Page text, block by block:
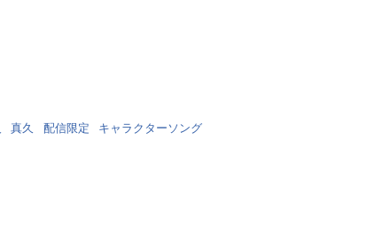
真久 配信限定 キャラクターソング